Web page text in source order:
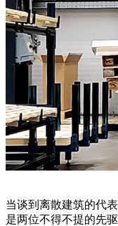
当谈到离散建筑的代
是两位不得不提的先